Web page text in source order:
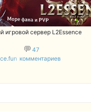
игровой сервер L2Essence
47
комментариев